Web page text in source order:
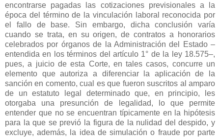
encontrarse pagadas las cotizaciones previsionales a la
época del término de la vinculación laboral reconocida por
el fallo de base. Sin embargo, dicha conclusión varía
cuando se trata, en su origen, de contratos a honorarios
celebrados por órganos de la Administración del Estado –
entendida en los términos del artículo 1° de la ley 18.575–,
pues, a juicio de esta Corte, en tales casos, concurre un
elemento que autoriza a diferenciar la aplicación de la
sanción en comento, cual es que fueron suscritos al amparo
de un estatuto legal determinado que, en principio, les
otorgaba una presunción de legalidad, lo que permite
entender que no se encuentran típicamente en la hipótesis
para la que se previó la figura de la nulidad del despido, y
excluye, además, la idea de simulación o fraude por parte